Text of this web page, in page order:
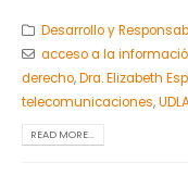
Desarrollo y
acceso a la
derecho,Dra. Elizabeth
telecomunicaciones,
READ MORE...